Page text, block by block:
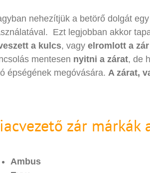
nehezítjük a betörő dolgát
Ezt legjobban akkor
a kulcs, vagy elromlott a zár
mentesen nyitni a zárat, de
épségének megóvására. A zárat,
zár
Ambus